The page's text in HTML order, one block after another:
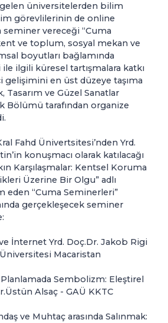
üniversitelerden bilim
görevlilerinin de online
seminer vereceği “Cuma
ve toplum, sosyal mekan ve
boyutları bağlamında
ilgili küresel tartışmalara katkı
gelişimini en üst düzeye taşıma
Tasarım ve Güzel Sanatlar
Bölümü tarafından organize
Fahd Ünivertsitesi’nden Yrd.
konuşmacı olarak katılacağı
Karşılaşmalar: Kentsel Koruma
Üzerine Bir Olgu” adlı
eden “Cuma Seminerleri”
gerçekleşecek seminer
İnternet Yrd. Doç.Dr. Jakob Rigi
Macaristan
Planlamada Sembolizm: Eleştirel
Alsaç - GAÜ KKTC
ve Muhtaç arasında Salınmak: